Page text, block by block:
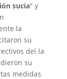
sucia" y
la
su
del la
su
medidas